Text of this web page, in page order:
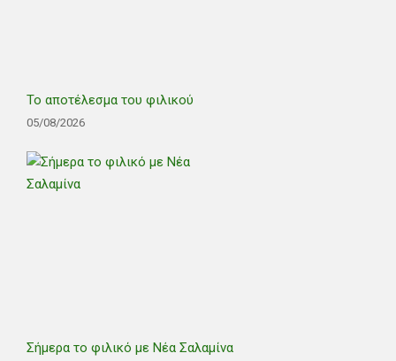
Το αποτέλεσμα του φιλικού
05/08/2026
Σήμερα το φιλικό με Νέα Σαλαμίνα